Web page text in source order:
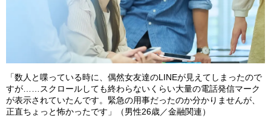
「数人と喋っている時に、偶然女友達のLINEが見えてしまったので
すが……スクロールしても終わらないくらい大量の電話発信マーク
が表示されていたんです。緊急の用事だったのか分かりませんが、
正直ちょっと怖かったです」（男性26歳／金融関連）